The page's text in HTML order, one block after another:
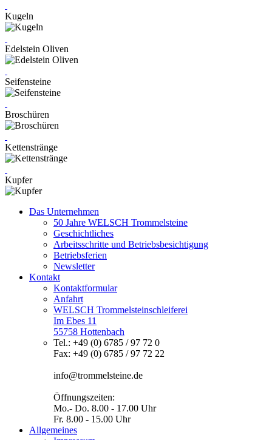
Kugeln
Edelstein Oliven
Seifensteine
Broschüren
Kettenstränge
Kupfer
Das Unternehmen
50 Jahre WELSCH Trommelsteine
Geschichtliches
Arbeitsschritte und Betriebsbesichtigung
Betriebsferien
Newsletter
Kontakt
Kontaktformular
Anfahrt
WELSCH Trommelsteinschleiferei
Im Ebes 11
55758 Hottenbach
Tel.: +49 (0) 6785 / 97 72 0
Fax: +49 (0) 6785 / 97 72 22
info@trommelsteine.de
Öffnungszeiten:
Mo.- Do. 8.00 - 17.00 Uhr
Fr. 8.00 - 15.00 Uhr
Allgemeines